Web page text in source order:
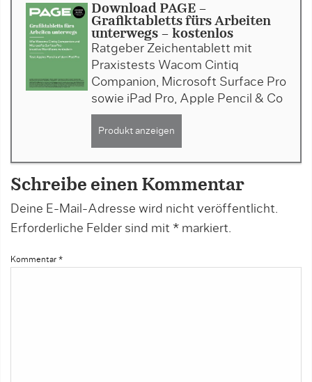
Download PAGE -
Grafiktabletts fürs Arbeiten
unterwegs - kostenlos
Ratgeber Zeichentablett mit
Praxistests Wacom Cintiq
Companion, Microsoft Surface Pro
sowie iPad Pro, Apple Pencil & Co
Produkt anzeigen
Schreibe einen Kommentar
Deine E-Mail-Adresse wird nicht veröffentlicht.
Erforderliche Felder sind mit * markiert.
Kommentar *